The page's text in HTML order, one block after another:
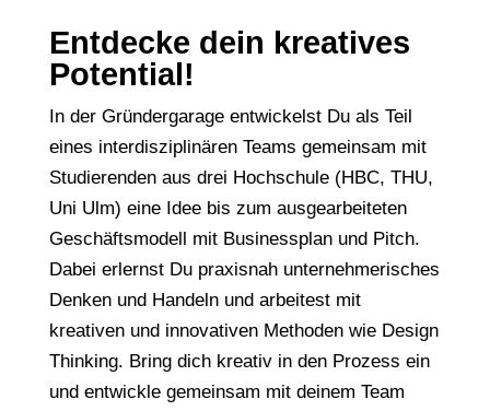
Entdecke dein kreatives
Potential!
In der Gründergarage entwickelst Du als Teil
eines interdisziplinären Teams gemeinsam mit
Studierenden aus drei Hochschule (HBC, THU,
Uni Ulm) eine Idee bis zum ausgearbeiteten
Geschäftsmodell mit Businessplan und Pitch.
Dabei erlernst Du praxisnah unternehmerisches
Denken und Handeln und arbeitest mit
kreativen und innovativen Methoden wie Design
Thinking. Bring dich kreativ in den Prozess ein
und entwickle gemeinsam mit deinem Team